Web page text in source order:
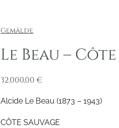
Gemälde
Le Beau –
32.000,00€
Alcide Le Beau (1873 – 1943)
CÔTE SAUVAGE